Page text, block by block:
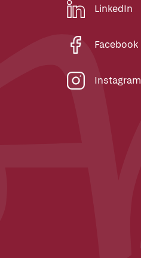
LinkedIn
Facebook
Instagram